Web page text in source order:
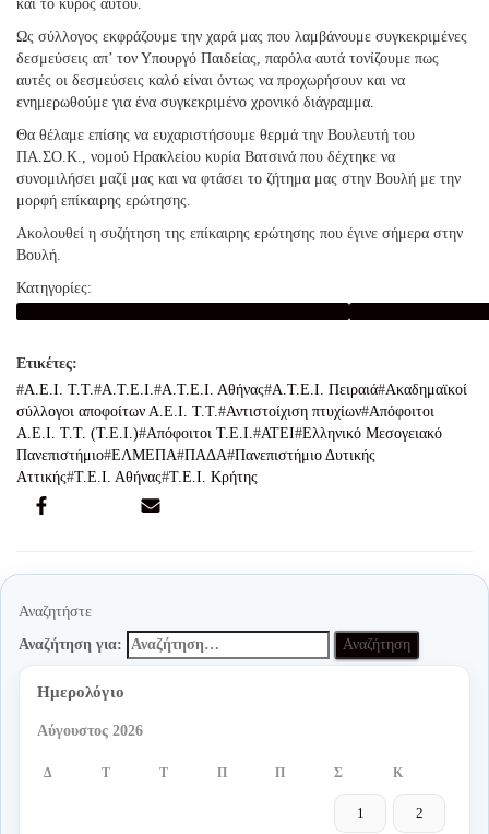
και το κύρος αυτού.
Ως σύλλογος εκφράζουμε την χαρά μας που λαμβάνουμε συγκεκριμένες
δεσμεύσεις απ’ τον Υπουργό Παιδείας, παρόλα αυτά τονίζουμε πως
αυτές οι δεσμεύσεις καλό είναι όντως να προχωρήσουν και να
ενημερωθούμε για ένα συγκεκριμένο χρονικό διάγραμμα.
Θα θέλαμε επίσης να ευχαριστήσουμε θερμά την Βουλευτή του
ΠΑ.ΣΟ.Κ., νομού Ηρακλείου κυρία Βατσινά που δέχτηκε να
συνομιλήσει μαζί μας και να φτάσει το ζήτημα μας στην Βουλή με την
μορφή επίκαιρης ερώτησης.
Ακολουθεί η συζήτηση της επίκαιρης ερώτησης που έγινε σήμερα στην
Βουλή.
Κατηγορίες:
Α.Ε.Ι. Τ.Τ. Α.Τ.Ε.Ι. Α.Τ.Ε.Ι. Αθήνας Α.Τ.Ε.Ι. Πειραιά Ακαδημαϊκοί
σύλλογοι αποφοίτων Α.Ε.Ι. Τ.Τ. Αντιστοίχιση πτυχίων Απόφοιτοι
Α.Ε.Ι. Τ.Τ. (Τ.Ε.Ι.) Απόφοιτοι Τ.Ε.Ι. ΑΤΕΙ Ελληνικό Μεσογειακό
Πανεπιστήμιο ΕΛΜΕΠΑ ΠΑΔΑ Πανεπιστήμιο Δυτικής
Αττικής Τ.Ε.Ι. Αθήνας Τ.Ε.Ι. Κρήτης
Αναζητήστε
Αναζήτηση για:
Ημερολόγιο
Αύγουστος 2026
Δ Τ Τ Π Π Σ Κ
1 2